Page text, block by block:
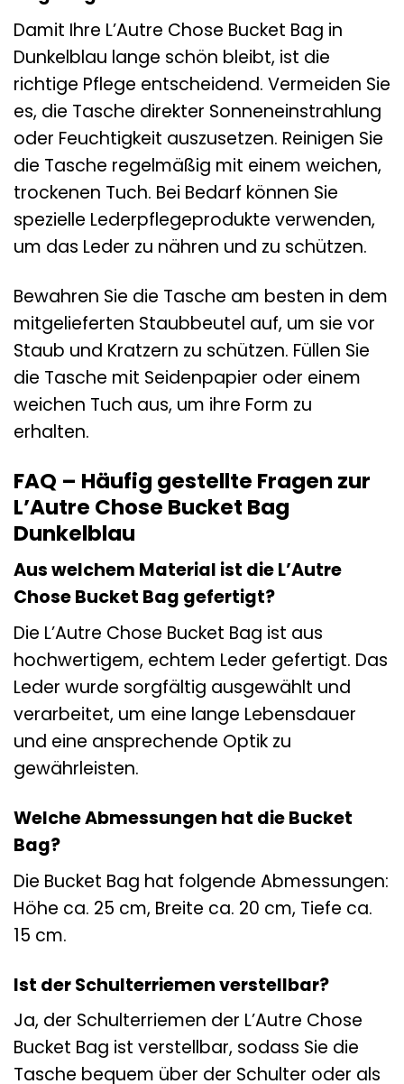
Damit Ihre L’Autre Chose Bucket Bag in
Dunkelblau lange schön bleibt, ist die
richtige Pflege entscheidend. Vermeiden Sie
es, die Tasche direkter Sonneneinstrahlung
oder Feuchtigkeit auszusetzen. Reinigen Sie
die Tasche regelmäßig mit einem weichen,
trockenen Tuch. Bei Bedarf können Sie
spezielle Lederpflegeprodukte verwenden,
um das Leder zu nähren und zu schützen.
Bewahren Sie die Tasche am besten in dem
mitgelieferten Staubbeutel auf, um sie vor
Staub und Kratzern zu schützen. Füllen Sie
die Tasche mit Seidenpapier oder einem
weichen Tuch aus, um ihre Form zu
erhalten.
FAQ – Häufig gestellte Fragen zur
L’Autre Chose Bucket Bag
Dunkelblau
Aus welchem Material ist die L’Autre
Chose Bucket Bag gefertigt?
Die L’Autre Chose Bucket Bag ist aus
hochwertigem, echtem Leder gefertigt. Das
Leder wurde sorgfältig ausgewählt und
verarbeitet, um eine lange Lebensdauer
und eine ansprechende Optik zu
gewährleisten.
Welche Abmessungen hat die Bucket
Bag?
Die Bucket Bag hat folgende Abmessungen:
Höhe ca. 25 cm, Breite ca. 20 cm, Tiefe ca.
15 cm.
Ist der Schulterriemen verstellbar?
Ja, der Schulterriemen der L’Autre Chose
Bucket Bag ist verstellbar, sodass Sie die
Tasche bequem über der Schulter oder als